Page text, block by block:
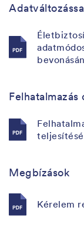
Megbízások
Kérelem